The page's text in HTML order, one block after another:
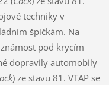
techniky v
špičkám. Na
pod krycím
dopravily automobily
) ze stavu 81. VTAP se